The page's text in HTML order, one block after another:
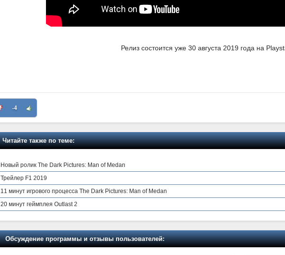
Релиз состоится уже 30 августа 2019 года на
-4
Читайте также по теме:
Новый ролик The Dark Pictures: Man of Medan
Трейлер F1 2019
11 минут игрового процесса The Dark Pictures: Man of Medan
20 минут геймплея Outlast 2
Обсуждение программы и отзывы пользователей: